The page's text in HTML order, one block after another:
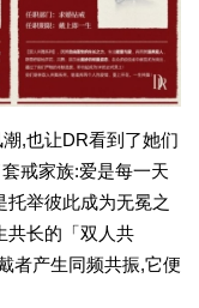
,也让DR看到了她们
戒家族:爱是每一天
举彼此成为无冕之
共长的「双人共
者产生同频共振,它便